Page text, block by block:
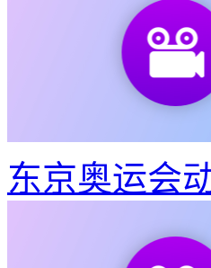
东京奥运会